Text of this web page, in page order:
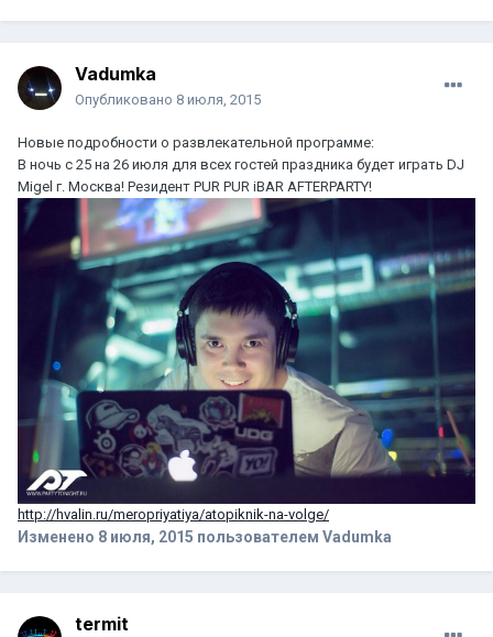
Vadumka
Опубликовано 8 июля, 2015
Новые подробности о развлекательной программе:
В ночь с 25 на 26 июля для всех гостей праздника будет играть DJ
Migel г. Москва! Резидент PUR PUR iBAR AFTERPARTY!
http://hvalin.ru/meropriyatiya/atopiknik-na-volge/
Изменено 8 июля, 2015 пользователем Vadumka
termit